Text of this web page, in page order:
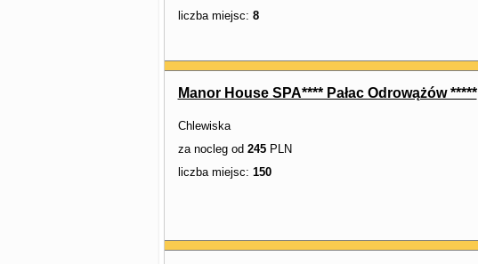
liczba miejsc: 8
Manor House SPA**** Pałac Odrowążów *****
Chlewiska
za nocleg od 245PLN
liczba miejsc: 150